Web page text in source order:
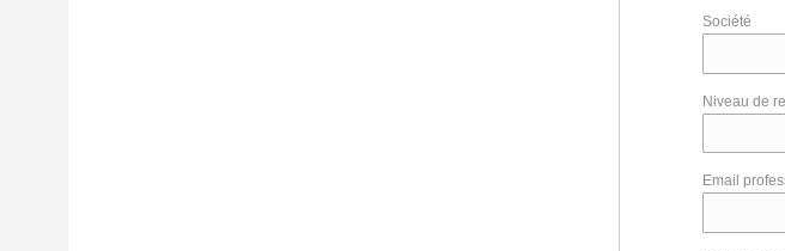
Société
Niveau de
Email